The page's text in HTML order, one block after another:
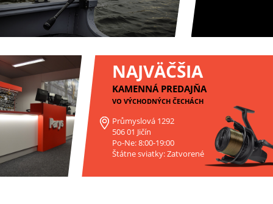
NAJVÄČŠIA
KAMENNÁ PREDAJŇA
VO VÝCHODNÝCH ČECHÁCH
Průmyslová 1292
506 01 Jičín
Po-Ne: 8:00-19:00
Štátne sviatky: Zatvorené